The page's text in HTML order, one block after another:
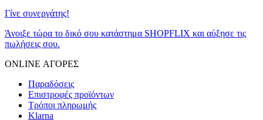
Γίνε συνεργάτης!
Άνοιξε τώρα το δικό σου κατάστημα SHOPFLIX και αύξησε τις
πωλήσεις σου.
ONLINE ΑΓΟΡΕΣ
Παραδόσεις
Επιστροφές προϊόντων
Τρόποι πληρωμής
Klarna